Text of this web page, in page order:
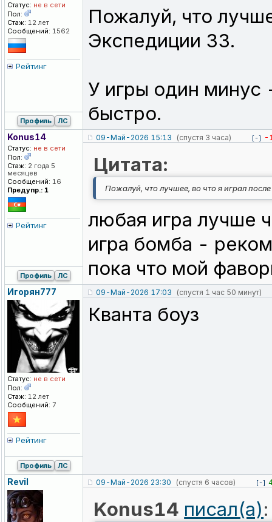
Статус: не в сети
Пол:
Стаж: 12 лет
Сообщений: 1562
Рейтинг
Пожалуй, что
Экспедиции 33.
У игры один минус
быстро.
Профиль ЛС
Konus14
Статус: не в сети
Пол:
Стаж: 2 года 5
месяцев
Сообщений: 16
Предупр.: 1
Рейтинг
09-Май-2026 15:13 (спустя 3 часа) [-] -
Цитата:
Пожалуй, что лучшее, во что я играл
любая игра лучше
игра бомба -
пока что мой
Профиль ЛС
Игорян777
Статус: не в сети
Пол:
Стаж: 12 лет
Сообщений: 7
Рейтинг
09-Май-2026 17:03 (спустя 1 час 50 минут)
Кванта боуз
Профиль ЛС
Revil 09-Май-2026 23:30 (спустя 6 часов) [-]
Konus14 писал(а):